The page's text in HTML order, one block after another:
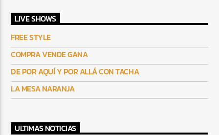
LIVE SHOWS
FREE STYLE
COMPRA VENDE GANA
DE POR AQUÍ Y POR ALLÁ CON TACHA
LA MESA NARANJA
ULTIMAS NOTICIAS